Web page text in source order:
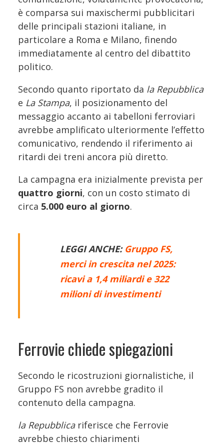
è comparsa sui maxischermi pubblicitari
delle principali stazioni italiane, in
particolare a Roma e Milano, finendo
immediatamente al centro del dibattito
politico.
Secondo quanto riportato da la Repubblica
e La Stampa, il posizionamento del
messaggio accanto ai tabelloni ferroviari
avrebbe amplificato ulteriormente l’effetto
comunicativo, rendendo il riferimento ai
ritardi dei treni ancora più diretto.
La campagna era inizialmente prevista per
quattro giorni, con un costo stimato di
circa 5.000 euro al giorno.
LEGGI ANCHE: Gruppo FS,
merci in crescita nel 2025:
ricavi a 1,4 miliardi e 322
milioni di investimenti
Ferrovie chiede spiegazioni
Secondo le ricostruzioni giornalistiche, il
Gruppo FS non avrebbe gradito il
contenuto della campagna.
la Repubblicariferisce che Ferrovie
avrebbe chiesto chiarimenti